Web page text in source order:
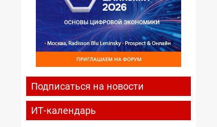
Подписаться на новости
ИТ-календарь